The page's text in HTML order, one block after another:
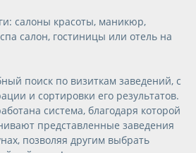
салоны красоты, маникюр,
салон, гостиницы или отель на
поиск по визиткам заведений, с
и сортировки его результатов.
система, благодаря которой
представленные заведения
позволяя другим выбрать